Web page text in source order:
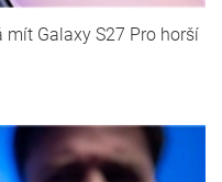
Galaxy S27 Pro horší